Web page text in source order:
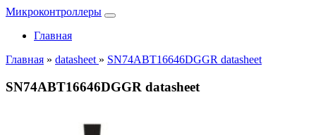
Микроконтроллеры
Главная
Главная » datasheet » SN74ABT16646DGGR datasheet
SN74ABT16646DGGR datasheet